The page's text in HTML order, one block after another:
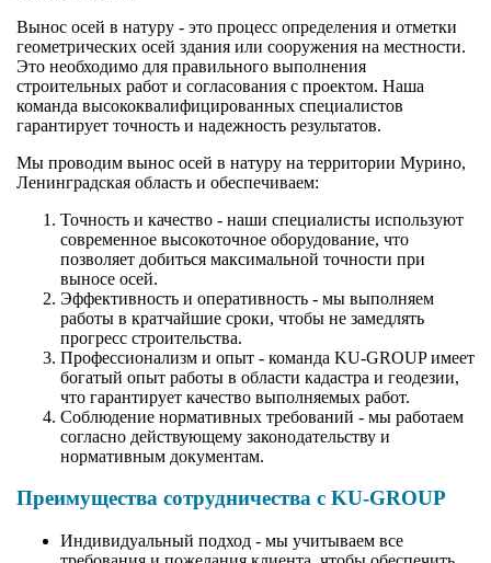
Вынос осей в натуру - это процесс определения и отметки
геометрических осей здания или сооружения на местности.
Это необходимо для правильного выполнения
строительных работ и согласования с проектом. Наша
команда высококвалифицированных специалистов
гарантирует точность и надежность результатов.
Мы проводим вынос осей в натуру на территории Мурино,
Ленинградская область и обеспечиваем:
Точность и качество - наши специалисты используют
современное высокоточное оборудование, что
позволяет добиться максимальной точности при
выносе осей.
Эффективность и оперативность - мы выполняем
работы в кратчайшие сроки, чтобы не замедлять
прогресс строительства.
Профессионализм и опыт - команда KU-GROUP имеет
богатый опыт работы в области кадастра и геодезии,
что гарантирует качество выполняемых работ.
Соблюдение нормативных требований - мы работаем
согласно действующему законодательству и
нормативным документам.
Преимущества сотрудничества с KU-GROUP
Индивидуальный подход - мы учитываем все